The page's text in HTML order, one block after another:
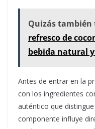
Quizás también
refresco de
bebida natural
Antes de entrar en la
con los ingredientes
auténtico que
componente influye